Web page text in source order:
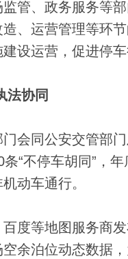
、政务服务等部
、运营管理等环
设运营，促进停车
法协同
同公安交管部门
“不停车胡同”，
动车通行。
等地图服务商发
余泊位动态数据